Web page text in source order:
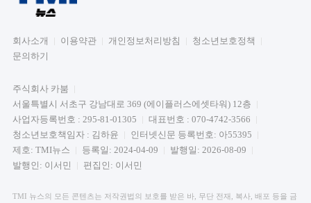
회사소개 이용약관 개인정보처리방침
청소년보호정책
문의하기
주식회사 카붐
서울특별시 서초구 강남대로 369 (에이플러스에셋타워) 12층
사업자등록번호 : 295-81-01305
대표번호 : 070-4742-3566
청소년보호책임자 : 김하윤
인터넷신문 등록번호: 아55395
제호: TMI뉴스
등록일: 2024-04-09
발행일: 2026-08-09
발행인: 이서민
편집인: 이서민
TMI 뉴스의 모든 콘텐츠는 저작권법의 보호를 받은 바, 무단 전재, 복사, 배포 등을 금